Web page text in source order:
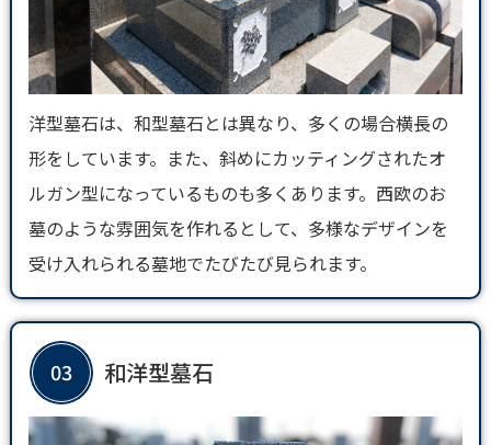
洋型墓石は、和型墓石とは異なり、多くの場合横長の
形をしています。また、斜めにカッティングされたオ
ルガン型になっているものも多くあります。西欧のお
墓のような雰囲気を作れるとして、多様なデザインを
受け入れられる墓地でたびたび見られます。
03 和洋型墓石